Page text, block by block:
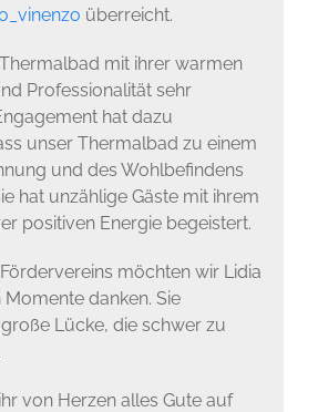
überreicht.
mit ihrer warmen
Professionalität sehr
hat dazu
unser Thermalbad zu einem
und des Wohlbefindens
hat unzählige Gäste mit ihrem
positiven Energie begeistert.
möchten wir Lidia
danken. Sie
Lücke, die schwer zu
von Herzen alles Gute auf